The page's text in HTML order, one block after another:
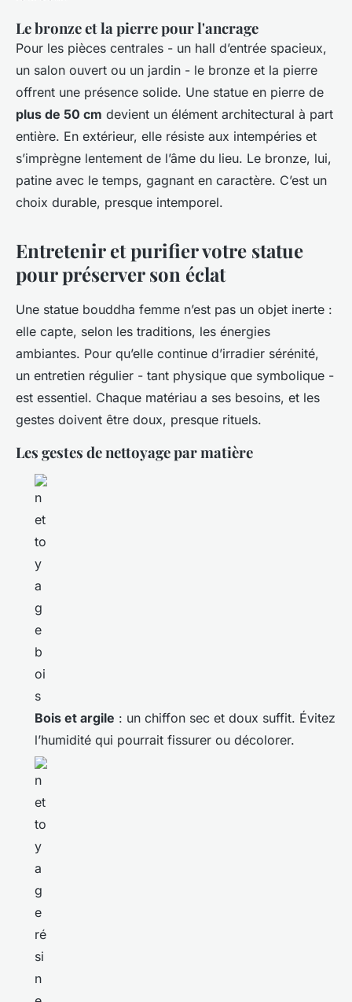
Le bronze et la pierre pour l'ancrage
Pour les pièces centrales - un hall d’entrée spacieux,
un salon ouvert ou un jardin - le bronze et la pierre
offrent une présence solide. Une statue en pierre de
plus de 50 cm devient un élément architectural à part
entière. En extérieur, elle résiste aux intempéries et
s’imprègne lentement de l’âme du lieu. Le bronze, lui,
patine avec le temps, gagnant en caractère. C’est un
choix durable, presque intemporel.
Entretenir et purifier votre statue
pour préserver son éclat
Une statue bouddha femme n’est pas un objet inerte :
elle capte, selon les traditions, les énergies
ambiantes. Pour qu’elle continue d’irradier sérénité,
un entretien régulier - tant physique que symbolique -
est essentiel. Chaque matériau a ses besoins, et les
gestes doivent être doux, presque rituels.
Les gestes de nettoyage par matière
Bois et argile : un chiffon sec et doux suffit. Évitez
l’humidité qui pourrait fissurer ou décolorer.